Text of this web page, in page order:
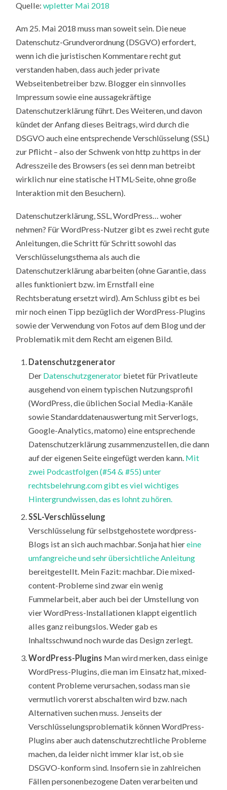
Quelle:wpletter Mai 2018
Am 25. Mai 2018 muss man soweit sein. Die neue
Datenschutz-Grundverordnung (DSGVO) erfordert,
wenn ich die juristischen Kommentare recht gut
verstanden haben, dass auch jeder private
Webseitenbetreiber bzw. Blogger ein sinnvolles
Impressum sowie eine aussagekräftige
Datenschutzerklärung führt. Des Weiteren, und davon
kündet der Anfang dieses Beitrags, wird durch die
DSGVO auch eine entsprechende Verschlüsselung (SSL)
zur Pflicht – also der Schwenk von http zu https in der
Adresszeile des Browsers (es sei denn man betreibt
wirklich nur eine statische HTML-Seite, ohne große
Interaktion mit den Besuchern).
Datenschutzerklärung, SSL, WordPress… woher
nehmen? Für WordPress-Nutzer gibt es zwei recht gute
Anleitungen, die Schritt für Schritt sowohl das
Verschlüsselungsthema als auch die
Datenschutzerklärung abarbeiten (ohne Garantie, dass
alles funktioniert bzw. im Ernstfall eine
Rechtsberatung ersetzt wird). Am Schluss gibt es bei
mir noch einen Tipp bezüglich der WordPress-Plugins
sowie der Verwendung von Fotos auf dem Blog und der
Problematik mit dem Recht am eigenen Bild.
Datenschutzgenerator
Der Datenschutzgeneratorbietet für Privatleute
ausgehend von einem typischen Nutzungsprofil
(WordPress, die üblichen Social Media-Kanäle
sowie Standarddatenauswertung mit Serverlogs,
Google-Analytics, matomo) eine entsprechende
Datenschutzerklärung zusammenzustellen, die dann
auf der eigenen Seite eingefügt werden kann. Mit
zwei Podcastfolgen (#54 & #55) unter
rechtsbelehrung.com gibt es viel wichtiges
Hintergrundwissen, das es lohnt zu hören.
SSL-Verschlüsselung
Verschlüsselung für selbstgehostete wordpress-
Blogs ist an sich auch machbar. Sonja hat hiereine
umfangreiche und sehr übersichtliche Anleitung
bereitgestellt. Mein Fazit: machbar. Die mixed-
content-Probleme sind zwar ein wenig
Fummelarbeit, aber auch bei der Umstellung von
vier WordPress-Installationen klappt eigentlich
alles ganz reibungslos. Weder gab es
Inhaltsschwund noch wurde das Design zerlegt.
WordPress-Plugins Man wird merken, dass einige
WordPress-Plugins, die man im Einsatz hat, mixed-
content Probleme verursachen, sodass man sie
vermutlich vorerst abschalten wird bzw. nach
Alternativen suchen muss. Jenseits der
Verschlüsselungsproblematik können WordPress-
Plugins aber auch datenschutzrechtliche Probleme
machen, da leider nicht immer klar ist, ob sie
DSGVO-konform sind. Insofern sie in zahlreichen
Fällen personenbezogene Daten verarbeiten und